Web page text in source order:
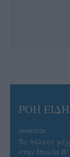
ΡΟΗ
06/08/2026
Το πάλεψε
στην Ιταλία Β’